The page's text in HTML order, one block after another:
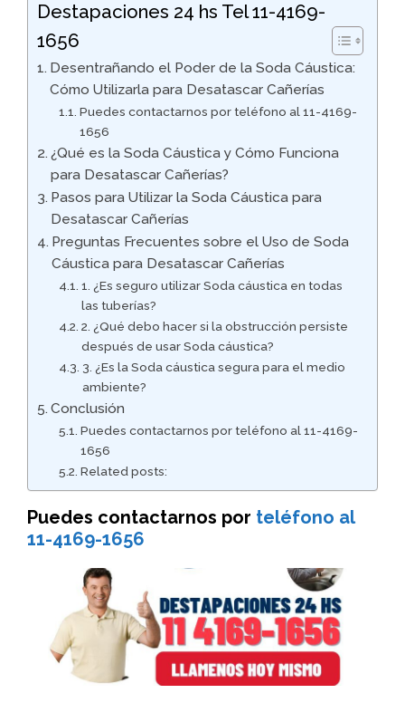
Destapaciones 24 hs Tel 11-4169-
1656
Desentrañando el Poder de la Soda Cáustica:
Cómo Utilizarla para Desatascar Cañerías
Puedes contactarnos por teléfono al 11-4169-
1656
¿Qué es la Soda Cáustica y Cómo Funciona
para Desatascar Cañerías?
Pasos para Utilizar la Soda Cáustica para
Desatascar Cañerías
Preguntas Frecuentes sobre el Uso de Soda
Cáustica para Desatascar Cañerías
1. ¿Es seguro utilizar Soda cáustica en todas
las tuberías?
2. ¿Qué debo hacer si la obstrucción persiste
después de usar Soda cáustica?
3. ¿Es la Soda cáustica segura para el medio
ambiente?
Conclusión
Puedes contactarnos por teléfono al 11-4169-
1656
Related posts:
Puedes contactarnos por teléfono al
11-4169-1656